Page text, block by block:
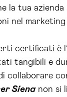
la tua azienda
nel
certificati è
tangibili e
collaborare
Sienanon si